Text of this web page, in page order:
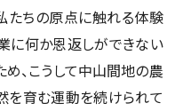
たちの原点に触れる体験
に何か恩返しができない
め、こうして中山間地の農
を育む運動を続けられて